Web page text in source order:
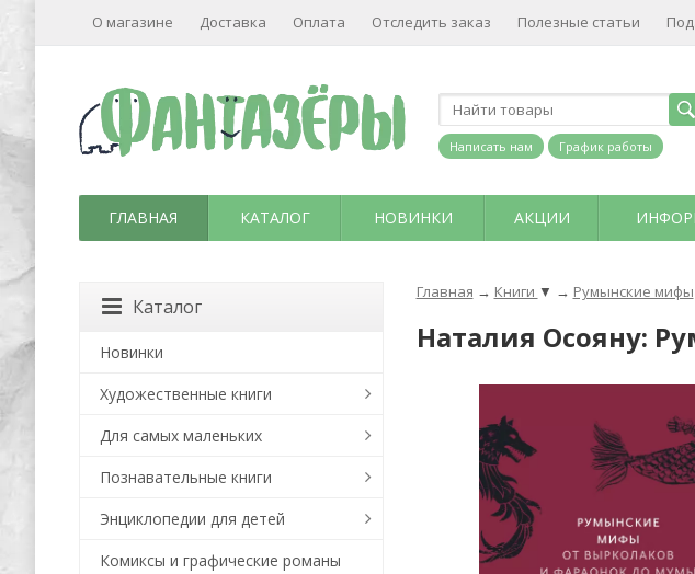
О магазине Доставка Оплата Отследить заказ Полезные статьи
Написать нам График работы
ГЛАВНАЯ КАТАЛОГ НОВИНКИ АКЦИИ
Главная → Книги ▼ → Румынские мифы
Наталия Осояну:
Каталог
Новинки
Художественные книги
Для самых маленьких
Познавательные книги
Энциклопедии для детей
Комиксы и графические романы